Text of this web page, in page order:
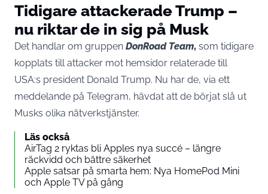
Tidigare attackerade Trump –
nu riktar de in sig på Musk
Det handlar om gruppen DonRoad Team, som tidigare
kopplats till attacker mot hemsidor relaterade till
USA:s president Donald Trump. Nu har de, via ett
meddelande på Telegram, hävdat att de börjat slå ut
Musks olika nätverkstjänster.
Läs också
AirTag 2 ryktas bli Apples nya succé – längre
räckvidd och bättre säkerhet
Apple satsar på smarta hem: Nya HomePod Mini
och Apple TV på gång